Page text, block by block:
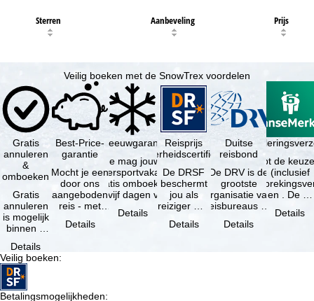
Sterren Aanbeveling Prijs
Veilig boeken met de SnowTrex voordelen
Gratis
annuleren
&
omboeken
Gratis
annuleren
is mogelijk
binnen 5
de
boeking,
als jouw
vakantie …
Details
Best-Price-
garantie
Mocht je een
door ons
aangeboden
reis - met
beschikbaarheid
Details
Sneeuwgarantie
Je mag jouw
wintersportvakantie
gratis omboeken
als vijf dagen voor
Details
Reisprijs
zekerheidscertificaat
De DRSF
beschermt
jou als
reiziger met
pakketreis
Details
Duitse
reisbond
De DRV is de
grootste
organisatie van
reisbureaus en
in Duitsland. …
Details
Je hebt de
(inclusief
en . De …
Details
Veilig boeken:
Betalingsmogelijkheden: